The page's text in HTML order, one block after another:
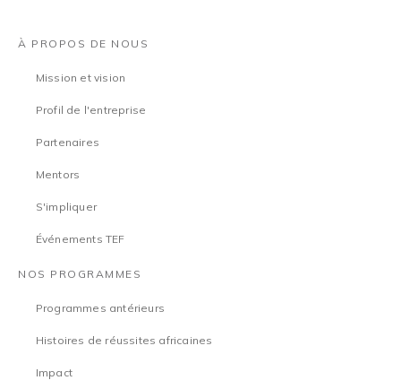
À PROPOS DE NOUS
Mission et vision
Profil de l'entreprise
Partenaires
Mentors
S'impliquer
Événements TEF
NOS PROGRAMMES
Programmes antérieurs
Histoires de réussites africaines
Impact